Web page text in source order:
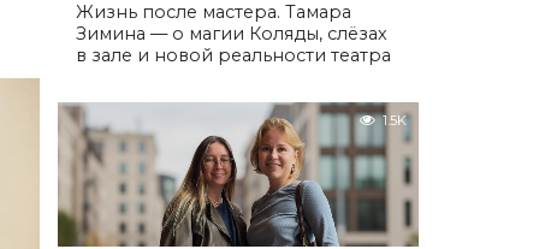
Жизнь после мастера. Тамара
Зимина — о магии Коляды, слёзах
в зале и новой реальности театра
1.5K